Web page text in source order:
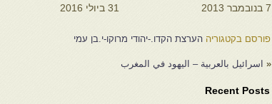
7 בנובמבר 2013
31 ביולי 2016
פורסם בקטגוריה הערצת הקדו.-יהודי מרוקו-י.בן עמי
« اسرائيل بالعربية – اليهود في المغرب
Recent Posts